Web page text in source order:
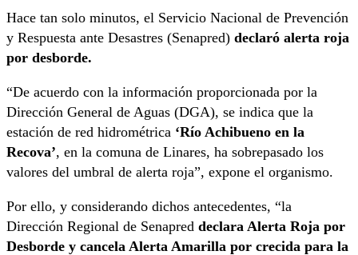
Hace tan solo minutos, el Servicio Nacional de Prevención
y Respuesta ante Desastres (Senapred) declaró alerta roja
por desborde.
“De acuerdo con la información proporcionada por la
Dirección General de Aguas (DGA), se indica que la
estación de red hidrométrica ‘Río Achibueno en la
Recova’, en la comuna de Linares, ha sobrepasado los
valores del umbral de alerta roja”, expone el organismo.
Por ello, y considerando dichos antecedentes, “la
Dirección Regional de Senapred declara Alerta Roja por
Desborde y cancela Alerta Amarilla por crecida para la